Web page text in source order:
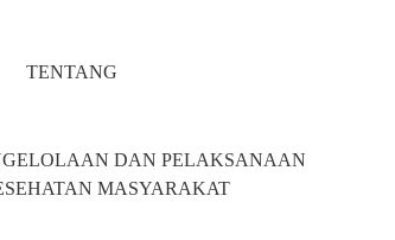
TENTANG
DAN PELAKSANAAN
MASYARAKAT